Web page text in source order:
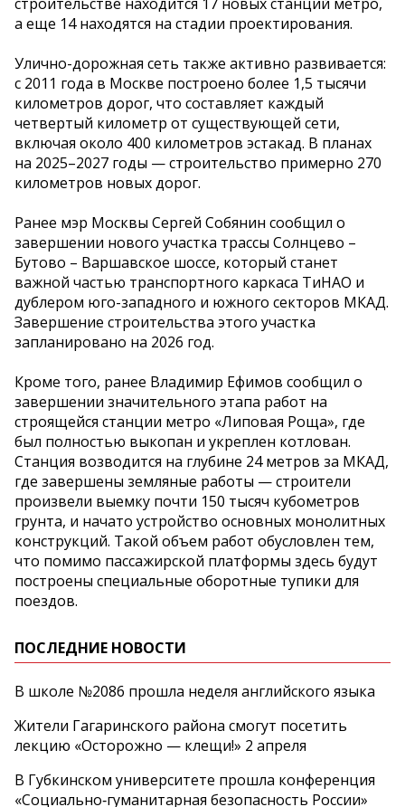
а еще 14 находятся на стадии проектирования.
Улично-дорожная сеть также активно развивается:
с 2011 года в Москве построено более 1,5 тысячи
километров дорог, что составляет каждый
четвертый километр от существующей сети,
включая около 400 километров эстакад. В планах
на 2025–2027 годы — строительство примерно 270
километров новых дорог.
Ранее мэр Москвы Сергей Собянин сообщил о
завершении нового участка трассы Солнцево –
Бутово – Варшавское шоссе, который станет
важной частью транспортного каркаса ТиНАО и
дублером юго-западного и южного секторов МКАД.
Завершение строительства этого участка
запланировано на 2026 год.
Кроме того, ранее Владимир Ефимов сообщил о
завершении значительного этапа работ на
строящейся станции метро «Липовая Роща», где
был полностью выкопан и укреплен котлован.
Станция возводится на глубине 24 метров за МКАД,
где завершены земляные работы — строители
произвели выемку почти 150 тысяч кубометров
грунта, и начато устройство основных монолитных
конструкций. Такой объем работ обусловлен тем,
что помимо пассажирской платформы здесь будут
построены специальные оборотные тупики для
поездов.
ПОСЛЕДНИЕ НОВОСТИ
В школе №2086 прошла неделя английского языка
Жители Гагаринского района смогут посетить
лекцию «Осторожно — клещи!» 2 апреля
В Губкинском университете прошла конференция
«Социально‑гуманитарная безопасность России»